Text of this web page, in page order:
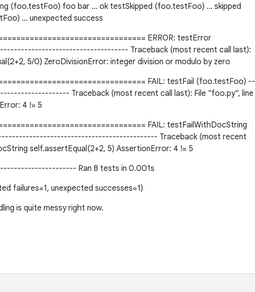
(foo.testFoo) foo bar ... ok testSkipped (foo.testFoo) ... skipped
... unexpected success
ERROR: testError
Traceback (most recent call last):
5/0) ZeroDivisionError: integer division or modulo by zero
FAIL: testFail (foo.testFoo) --
Traceback (most recent call last): File "foo.py", line
4 != 5
FAIL: testFailWithDocString
Traceback (most recent
self.assertEqual(2+2, 5) AssertionError: 4 != 5
Ran 8 tests in 0.001s
failures=1, unexpected successes=1)
is quite messy right now.